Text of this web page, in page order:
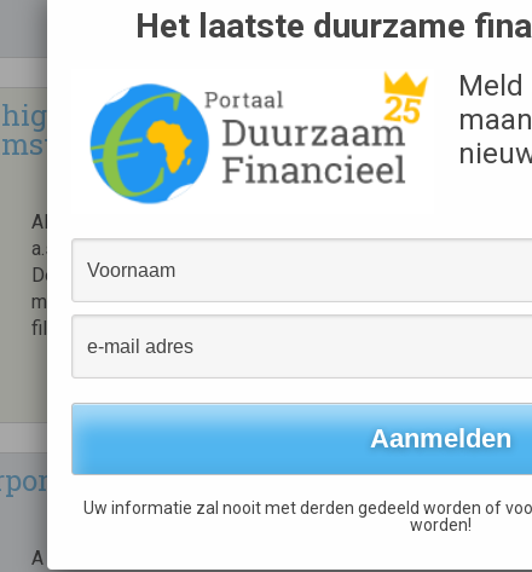
impact scale-ups pitchen op 28
Capital Week
AMSTERDEN Scale-Up! vindt plaats op woensdag 28
a.s. tijdens de Amsterdam Capital Week. Bij dit ontbijt in
Den-stijl presenteren tien voorgeselecteerde scale-ups
met hun huidige financiers zich aan zo’n 50 venture
filantropen, private impact investeerders, […]
Sustainability
A spate of recent launches has given sustainable investors
Het laatste duurzame
Meld
Uw informatie zal nooit met derden gedeeld worden of
worden!